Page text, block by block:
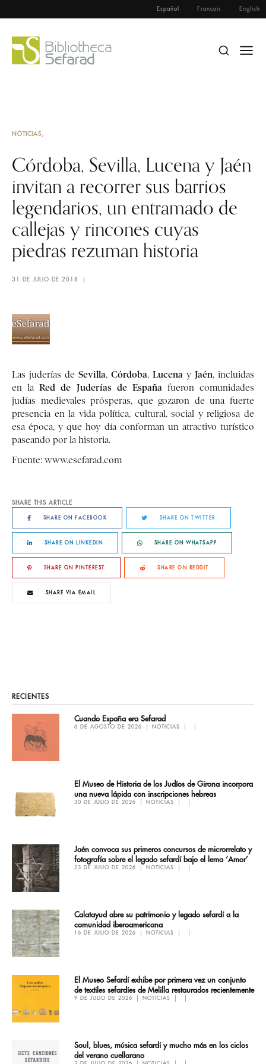
Español Français English
NOTICIAS
Córdoba, Sevilla, Lucena y Jaén
invitan a recorrer sus barrios
legendarios, un entramado de
callejas y rincones cuyas
piedras rezuman historia
31 DE JULIO DE 2018
Las juderías de Sevilla, Córdoba, Lucena y Jaén, incluidas
en laRed de Juderías de Españafueron comunidades
judías medievales prósperas, que gozaron de una fuerte
presencia en la vida política, cultural, social y religiosa de
esa época, y que hoy día conforman un atractivo turístico
paseando por la historia.
Fuente: www.esefarad.com
SHARE THIS ARTICLE
SHARE ON FACEBOOK SHARE ON TWITTER
SHARE ON LINKEDIN SHARE ON WHATSAPP
SHARE ON PINTEREST SHARE ON REDDIT
SHARE VIA EMAIL
RECIENTES
Cuando España era Sefarad
6 DE AGOSTO DE 2026 NOTICIAS
El Museo de Historia de los Judíos de Girona incorpora
una nueva lápida con inscripciones hebreas
30 DE JULIO DE 2026 NOTICIAS
Jaén convoca sus primeros concursos de microrrelato y
fotografía sobre el legado sefardí bajo el lema ‘Amor’
23 DE JULIO DE 2026 NOTICIAS
Calatayud abre su patrimonio y legado sefardí a la
comunidad iberoamericana
16 DE JULIO DE 2026 NOTICIAS
El Museo Sefardí exhibe por primera vez un conjunto
de textiles sefardíes de Melilla restaurados recientemente
9 DE JULIO DE 2026 NOTICIAS
Soul, blues, música sefardí y mucho más en los ciclos
del verano cuellarano